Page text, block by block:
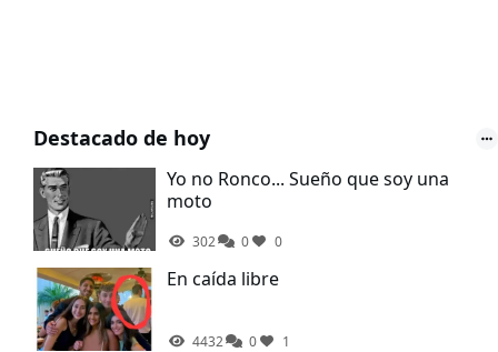
Destacado de hoy
Yo no Ronco... Sueño que soy una
moto
302 0 0
En caída libre
4432 0 1